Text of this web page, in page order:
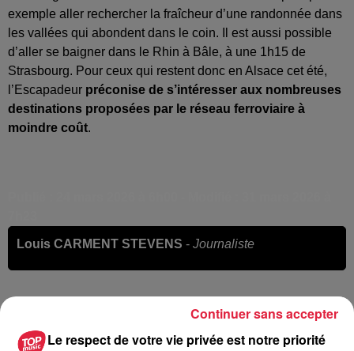
exemple aller rechercher la fraîcheur d’une randonnée dans
les vallées qui abondent dans le coin. Il est aussi possible
d’aller se baigner dans le Rhin à Bâle, à une 1h15 de
Strasbourg. Pour ceux qui restent donc en Alsace cet été,
l’Escapadeur préconise de s’intéresser aux nombreuses
destinations proposées par le réseau ferroviaire à
moindre coût.
Louis CARMENT STEVENS - Journaliste
Le respect de votre vie privée est notre priorité
Continuer sans accepter